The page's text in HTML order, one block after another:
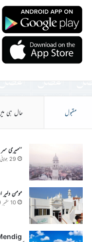
مقبول حال ہی
’’میری سر
29 جولائی 2025ء
مومن دلیر
10 ستمبر 2019ء